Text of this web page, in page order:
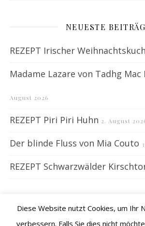
NEUESTE
REZEPT Irischer
Madame Lazare von Tadhg Mac
August 2026
REZEPT Piri Piri Huhn 2. August
Der blinde Fluss von Mia Couto
REZEPT Schwarzwälder
Diese Website nutzt Cookies, um Ihr
verbessern. Falls Sie dies nicht